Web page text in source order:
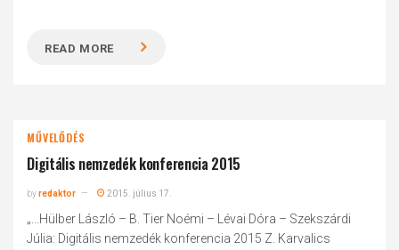
READ MORE
MŰVELŐDÉS
Digitális nemzedék konferencia 2015
byredaktor 2015. július 17.
„...Hülber László – B. Tier Noémi – Lévai Dóra – Szekszárdi
Júlia: Digitális nemzedék konferencia 2015 Z. Karvalics